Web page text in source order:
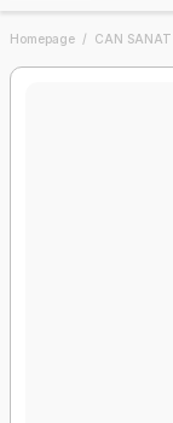
Homepage CAN